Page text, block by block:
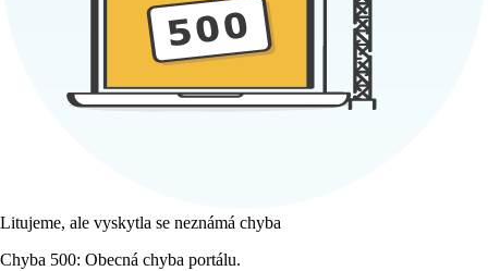
Litujeme, ale vyskytla se neznámá chyba
Chyba 500: Obecná chyba portálu.